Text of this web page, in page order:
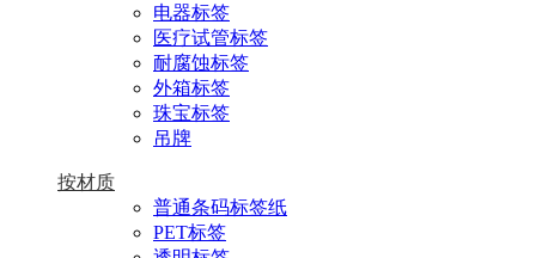
电器标签
医疗试管标签
耐腐蚀标签
外箱标签
珠宝标签
吊牌
按材质
普通条码标签纸
PET标签